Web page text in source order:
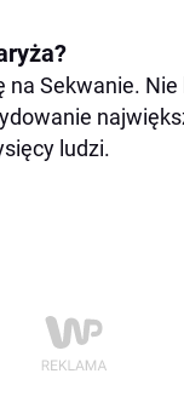
Sekwanie.
ludzi.